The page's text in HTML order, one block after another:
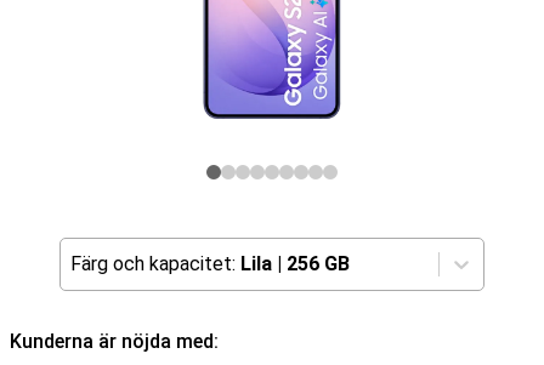
Färg och kapacitet: Lila | 256 GB
Kunderna är nöjda med: